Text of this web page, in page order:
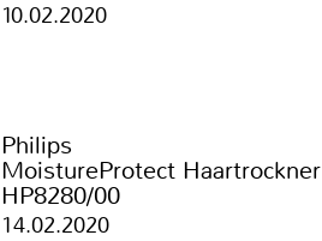
10.02.2020
Philips
MoistureProtect Haartrockner
HP8280/00
14.02.2020